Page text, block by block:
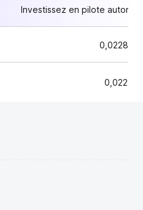
Investissez en pilote